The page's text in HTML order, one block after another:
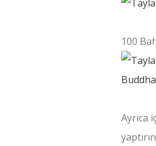
100
Ayrıca